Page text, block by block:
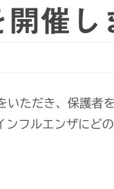
催し
ただき、保護者
フルエンザにど